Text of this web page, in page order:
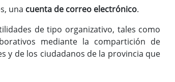
una cuenta de correo electrónico.
de tipo organizativo, tales como
mediante la compartición de
y de los ciudadanos de la provincia que